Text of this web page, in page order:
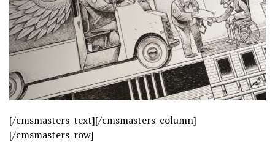
[/cmsmasters_text][/cmsmasters_column]
[/cmsmasters_row]